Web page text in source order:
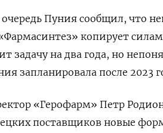
Пуния сообщил, что
копирует
задачу на два года, но
запланировала после 2023
«Герофарм» Петр
поставщиков новые